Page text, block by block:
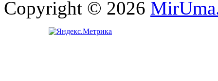
Copyright © 2026